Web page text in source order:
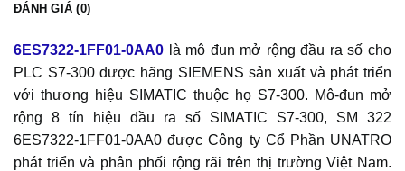
ĐÁNH GIÁ (0)
6ES7322-1FF01-0AA0 là mô đun mở rộng đầu ra số cho
PLC S7-300 được hãng SIEMENS sản xuất và phát triển
với thương hiệu SIMATIC thuộc họ S7-300. Mô-đun mở
rộng 8 tín hiệu đầu ra số SIMATIC S7-300, SM 322
6ES7322-1FF01-0AA0 được Công ty Cổ Phần UNATRO
phát triển và phân phối rộng rãi trên thị trường Việt Nam.